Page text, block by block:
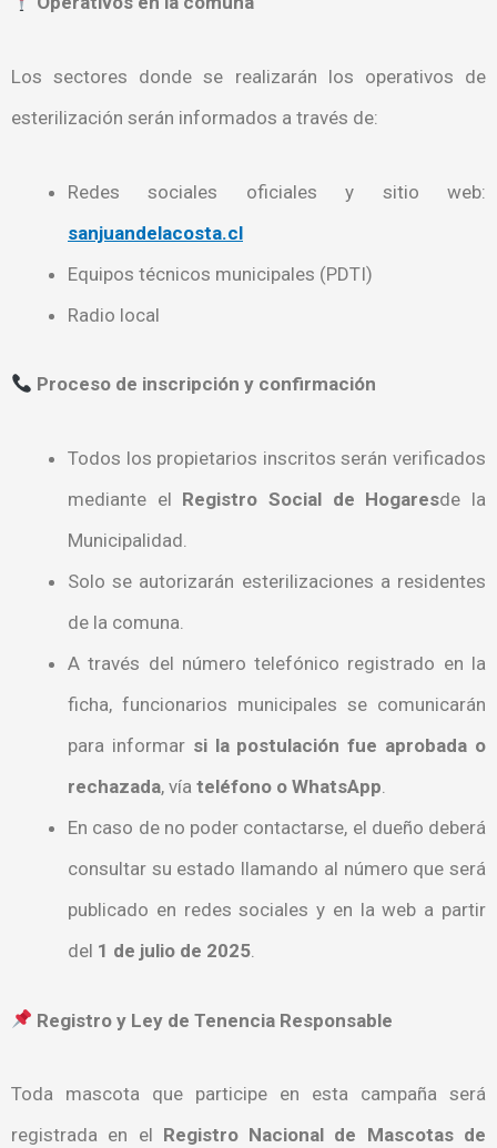
Los sectores donde se realizarán los operativos de
esterilización serán informados a través de:
Redes sociales oficiales y sitio web:
sanjuandelacosta.cl
Equipos técnicos municipales (PDTI)
Radio local
Proceso de inscripción y confirmación
Todos los propietarios inscritos serán verificados
mediante el Registro Social de Hogaresde la
Municipalidad.
Solo se autorizarán esterilizaciones a residentes
de la comuna.
A través del número telefónico registrado en la
ficha, funcionarios municipales se comunicarán
para informar si la postulación fue aprobada o
rechazada, vía teléfono o WhatsApp.
En caso de no poder contactarse, el dueño deberá
consultar su estado llamando al número que será
publicado en redes sociales y en la web a partir
del 1 de julio de 2025.
Registro y Ley de Tenencia Responsable
Toda mascota que participe en esta campaña será
registrada en el Registro Nacional de Mascotas de